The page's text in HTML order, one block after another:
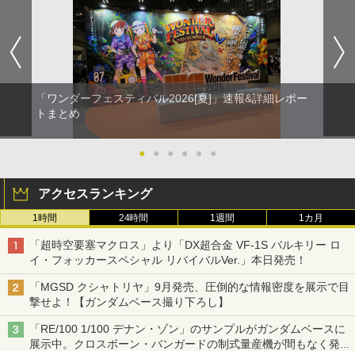
「ワンダーフェスティバル2026[夏]」速報&詳細レポー
トまとめ
● ● ● ● ● ●
アクセスランキング
1時間 24時間 1週間 1カ月
「超時空要塞マクロス」より「DX超合金 VF-1S バルキリー ロ
イ・フォッカースペシャル リバイバルVer.」本日発売！
「MGSD クシャトリヤ」9月発売、圧倒的な情報密度を展示で目
撃せよ！【ガンダムベース撮り下ろし】
「RE/100 1/100 デナン・ゾン」のサンプルがガンダムベースに
展示中。クロスボーン・バンガードの制式量産機が間もなく発送